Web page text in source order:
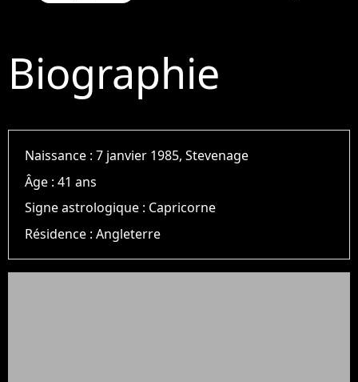
Biographie
Naissance :7 janvier 1985, Stevenage
Âge :41 ans
Signe astrologique : Capricorne
Résidence :Angleterre